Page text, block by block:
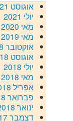
אוגוסט 2021
יולי 2021
מאי 2020
מאי 2019
אוקטובר 2018
אוגוסט 2018
יולי 2018
מאי 2018
אפריל 2018
פברואר 2018
ינואר 2018
דצמבר 2017